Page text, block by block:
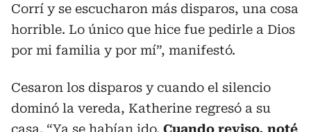
Corrí y se escucharon más disparos, una cosa
horrible. Lo único que hice fue pedirle a Dios
por mi familia y por mí”, manifestó.
Cesaron los disparos y cuando el silencio
dominó la vereda, Katherine regresó a su
casa. “Ya se habían ido. Cuando reviso, noté